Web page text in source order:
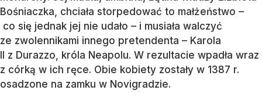
Bośniaczka, chciała storpedować to małżeństwo –
co się jednak jej nie udało – i musiała walczyć
ze zwolennikami innego pretendenta – Karola
II z Durazzo, króla Neapolu. W rezultacie wpadła wraz
z córką w ich ręce. Obie kobiety zostały w 1387 r.
osadzone na zamku w Novigradzie.